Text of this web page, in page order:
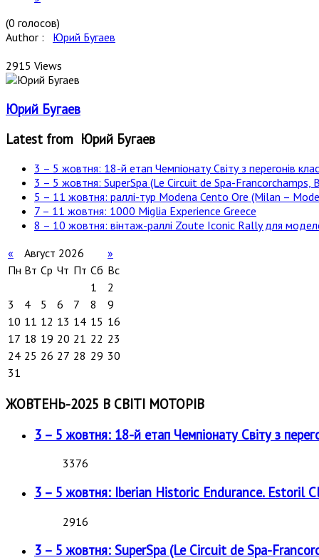
(0 голосов)
Author : Юрий Бугаев
2915 Views
Юрий Бугаев
Latest from Юрий Бугаев
3 – 5 жовтня: 18-й етап Чемпіонату Світу з перегонів
3 – 5 жовтня: SuperSpa (Le Circuit de Spa-Francorchamps,
5 – 11 жовтня: раллі-тур Modena Cento Ore (Milan –
7 – 11 жовтня: 1000 Miglia Experience Greece
8 – 10 жовтня: вінтаж-раллі Zoute Iconic Rally для
«
Август 2026
»
Пн Вт Ср Чт Пт Сб Вс
1
2
3
4 5 6 7 8
9
10 11 12 13 14 15 16
17 18 19 20 21 22 23
24 25 26 27 28 29 30
31
ЖОВТЕНЬ-2025 В СВІТІ МОТОРІВ
3 – 5 жовтня: 18-й етап Чемпіонату Світу з
3376
3 – 5 жовтня: Iberian Historic Endurance. Estoril
2916
3 – 5 жовтня: SuperSpa (Le Circuit de Spa-